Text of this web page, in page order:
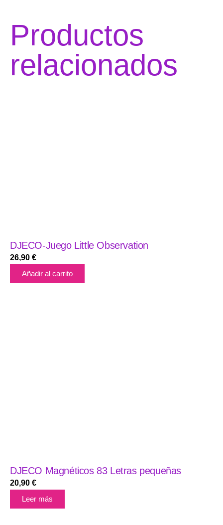
Productos
relacionados
DJECO-Juego Little Observation
26,90 €
Añadir al carrito
DJECO Magnéticos 83 Letras pequeñas
20,90 €
Leer más